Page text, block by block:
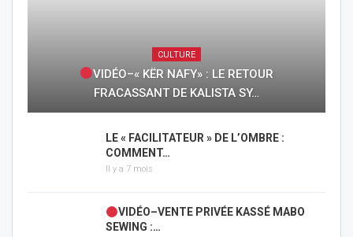
CULTURE
VIDÉO–« KËR NAFY» : LE RETOUR
FRACASSANT DE KALISTA SY…
LE « FACILITATEUR » DE L’OMBRE :
COMMENT…
Il y a 7 mois
VIDÉO–VENTE PRIVÉE KASSÉ MABO
SEWING :…